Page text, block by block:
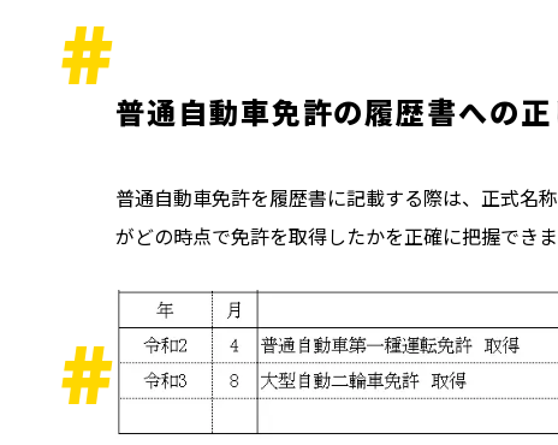
普通自動車免許の履歴書への
普通自動車免許を履歴書に記載する際は、正式名
がどの時点で免許を取得したかを正確に把握できま